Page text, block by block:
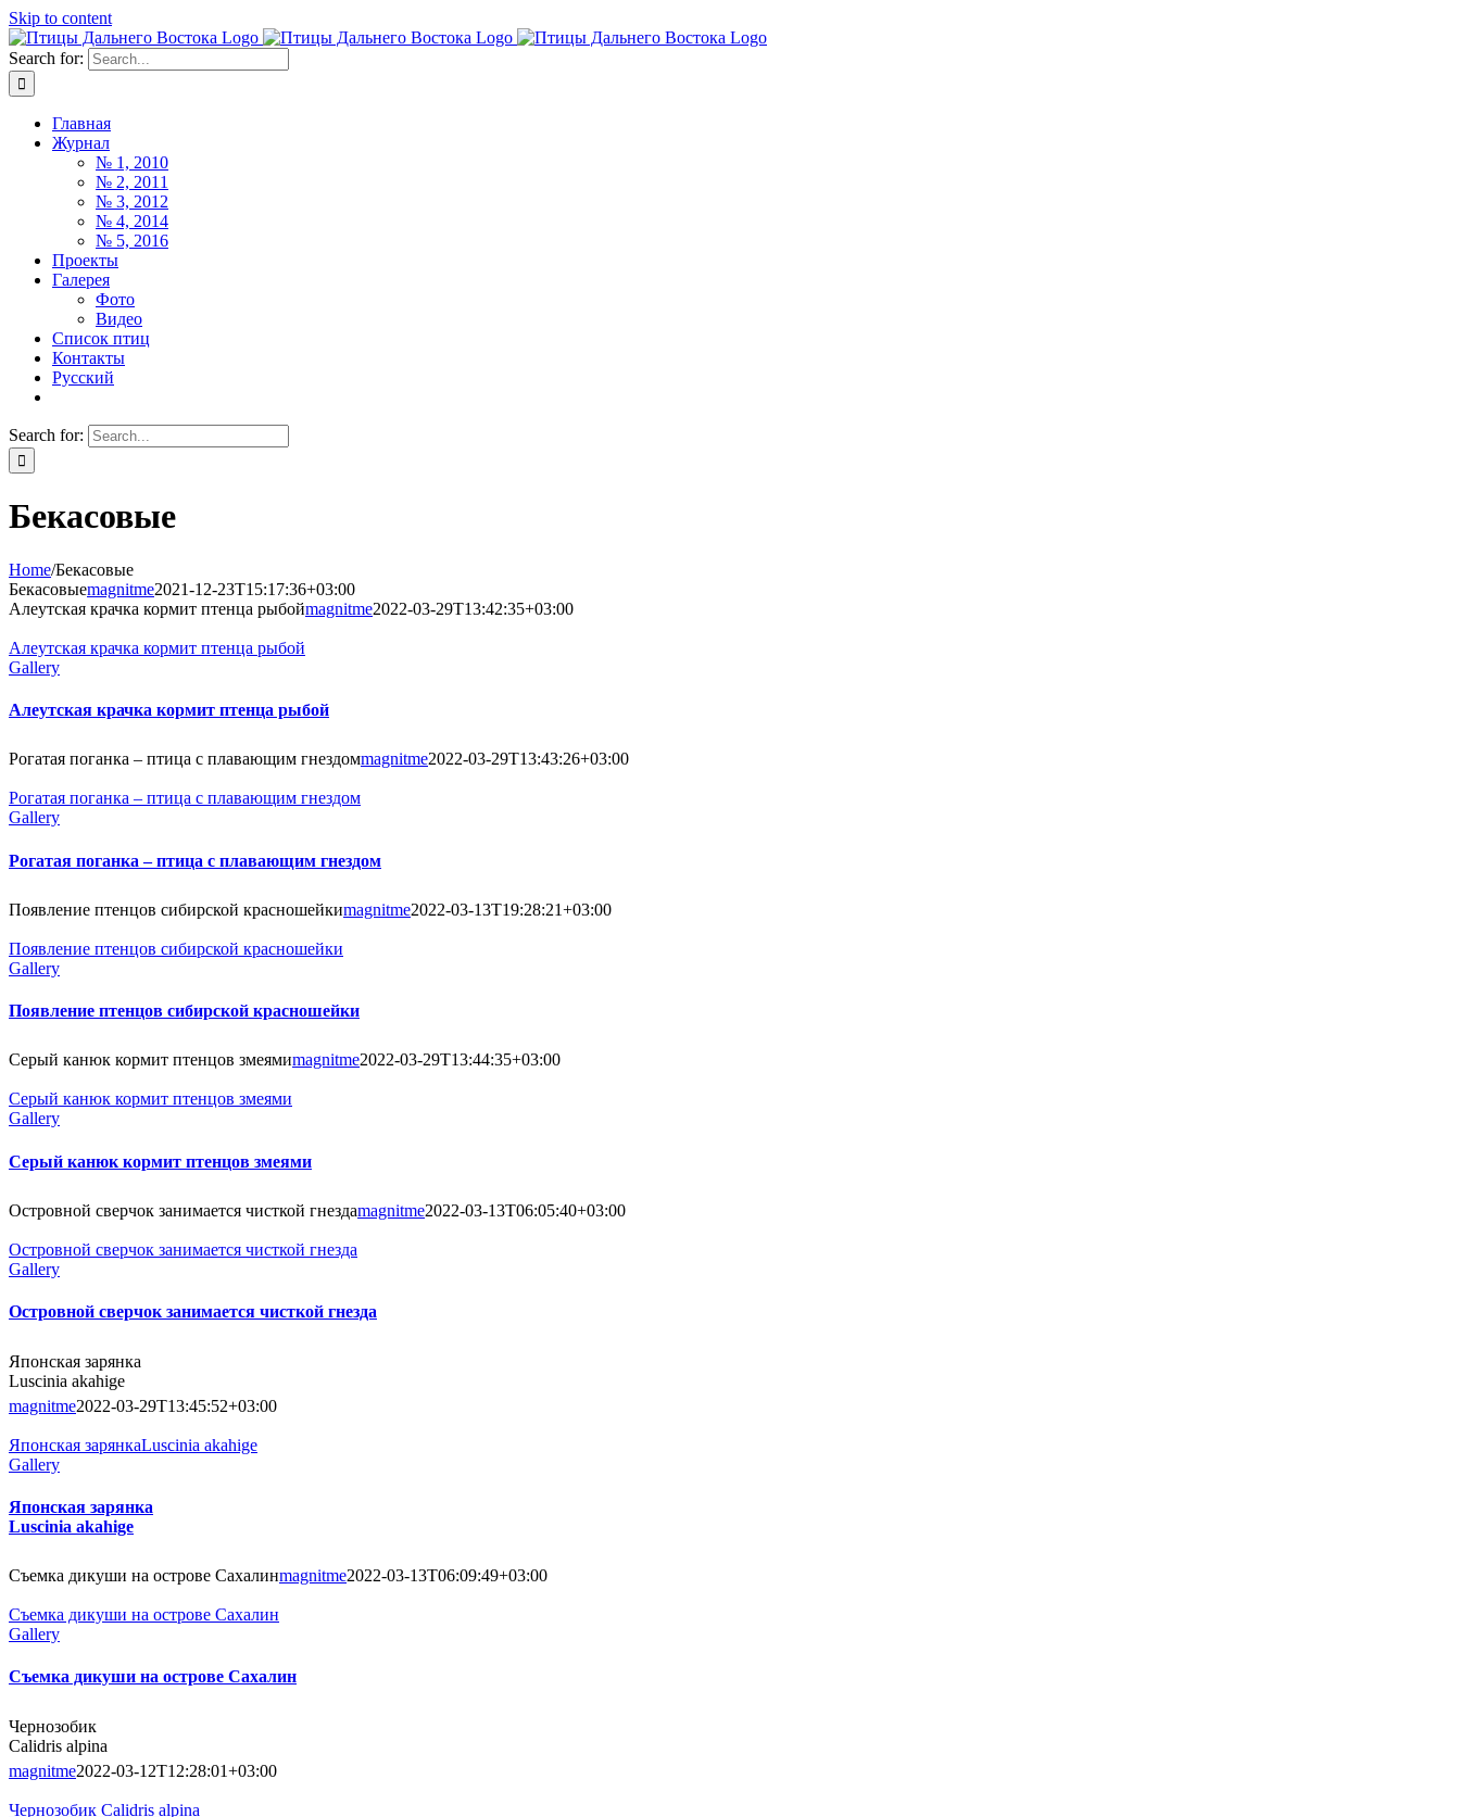
Skip to content
Search for:
Главная
Журнал
№ 1, 2010
№ 2, 2011
№ 3, 2012
№ 4, 2014
№ 5, 2016
Проекты
Галерея
Фото
Видео
Список птиц
Контакты
Русский
Search for:
Бекасовые
Home/Бекасовые
Бекасовыеmagnitme2021-12-23T15:17:36+03:00
Алеутская крачка кормит птенца рыбойmagnitme2022-03-29T13:42:35+03:00
Алеутская крачка кормит птенца рыбой
Gallery
Алеутская крачка кормит птенца рыбой
Рогатая поганка – птица с плавающим гнездомmagnitme2022-03-29T13:43:26+03:00
Рогатая поганка – птица с плавающим гнездом
Gallery
Рогатая поганка – птица с плавающим гнездом
Появление птенцов сибирской красношейкиmagnitme2022-03-13T19:28:21+03:00
Появление птенцов сибирской красношейки
Gallery
Появление птенцов сибирской красношейки
Серый канюк кормит птенцов змеямиmagnitme2022-03-29T13:44:35+03:00
Серый канюк кормит птенцов змеями
Gallery
Серый канюк кормит птенцов змеями
Островной сверчок занимается чисткой гнездаmagnitme2022-03-13T06:05:40+03:00
Островной сверчок занимается чисткой гнезда
Gallery
Островной сверчок занимается чисткой гнезда
Японская зарянка
Luscinia akahige
magnitme2022-03-29T13:45:52+03:00
Японская зарянкаLuscinia akahige
Gallery
Японская зарянка
Luscinia akahige
Съемка дикуши на острове Сахалинmagnitme2022-03-13T06:09:49+03:00
Съемка дикуши на острове Сахалин
Gallery
Съемка дикуши на острове Сахалин
Чернозобик
Calidris alpina
magnitme2022-03-12T12:28:01+03:00
Чернозобик Calidris alpina